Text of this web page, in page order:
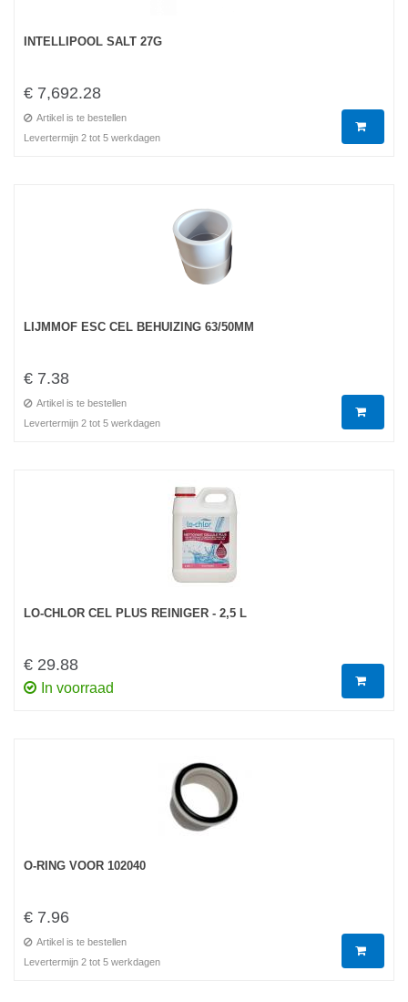
INTELLIPOOL SALT 27G
€ 7,692.28
Artikel is te bestellen
Levertermijn 2 tot 5 werkdagen
LIJMMOF ESC CEL BEHUIZING 63/50MM
€ 7.38
Artikel is te bestellen
Levertermijn 2 tot 5 werkdagen
LO-CHLOR CEL PLUS REINIGER - 2,5 L
€ 29.88
In voorraad
O-RING VOOR 102040
€ 7.96
Artikel is te bestellen
Levertermijn 2 tot 5 werkdagen